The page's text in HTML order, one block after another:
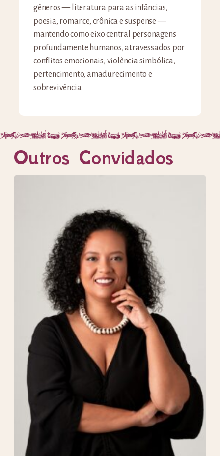
gêneros — literatura para as infâncias,
poesia, romance, crônica e suspense —
mantendo como eixo central personagens
profundamente humanos, atravessados por
conflitos emocionais, violência simbólica,
pertencimento, amadurecimento e
sobrevivência.
Outros Convidados